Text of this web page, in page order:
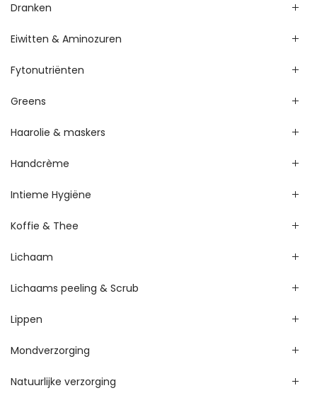
Dranken
Eiwitten & Aminozuren
Fytonutriënten
Greens
Haarolie & maskers
Handcrème
Intieme Hygiëne
Koffie & Thee
Lichaam
Lichaams peeling & Scrub
Lippen
Mondverzorging
Natuurlijke verzorging